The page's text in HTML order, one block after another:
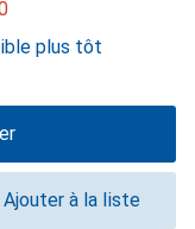
plus tôt
Ajouter à la liste